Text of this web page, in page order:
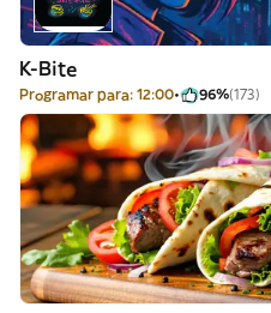
K-Bite
Programar para: 12:00 96%(173)